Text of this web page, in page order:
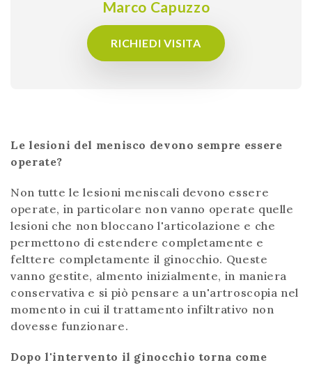
Marco Capuzzo
RICHIEDI VISITA
Le lesioni del menisco devono sempre essere
operate?
Non tutte le lesioni meniscali devono essere
operate, in particolare non vanno operate quelle
lesioni che non bloccano l'articolazione e che
permettono di estendere completamente e
felttere completamente il ginocchio. Queste
vanno gestite, almento inizialmente, in maniera
conservativa e si piò pensare a un'artroscopia nel
momento in cui il trattamento infiltrativo non
dovesse funzionare.
Dopo l'intervento il ginocchio torna come